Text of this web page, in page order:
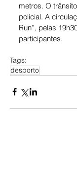
metros. O
policial. A
Run”, pelas
participantes.
Tags:
desporto